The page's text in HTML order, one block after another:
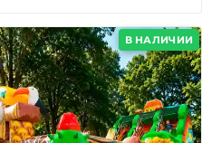
В НАЛИЧИИ